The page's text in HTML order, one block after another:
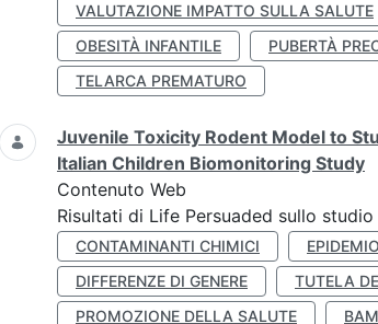
VALUTAZIONE IMPATTO SULLA SALUTE
OBESITÀ INFANTILE
PUBERTÀ
TELARCA PREMATURO
Juvenile Toxicity Rodent Model to
Italian Children Biomonitoring Study
Contenuto Web
Risultati di Life Persuaded sullo
CONTAMINANTI CHIMICI
DIFFERENZE DI GENERE
TUTELA
PROMOZIONE DELLA SALUTE